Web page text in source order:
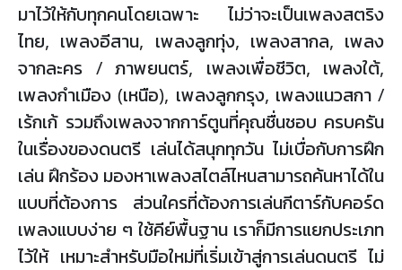
มาไว้ให้กับทุกคนโดยเฉพาะ ไม่ว่าจะเป็นเพลงสตริง
ไทย, เพลงอีสาน, เพลงลูกทุ่ง, เพลงสากล, เพลง
จากละคร / ภาพยนตร์, เพลงเพื่อชีวิต, เพลงใต้,
เพลงกำเมือง (เหนือ), เพลงลูกกรุง, เพลงแนวสกา /
เร้กเก้ รวมถึงเพลงจากการ์ตูนที่คุณชื่นชอบ ครบครัน
ในเรื่องของดนตรี เล่นได้สนุกทุกวัน ไม่เบื่อกับการฝึก
เล่น ฝึกร้อง มองหาเพลงสไตล์ไหนสามารถค้นหาได้ใน
แบบที่ต้องการ ส่วนใครที่ต้องการเล่นกีตาร์กับคอร์ด
เพลงแบบง่าย ๆ ใช้คีย์พื้นฐาน เราก็มีการแยกประเภท
ไว้ให้ เหมาะสำหรับมือใหม่ที่เริ่มเข้าสู่การเล่นดนตรี ไม่